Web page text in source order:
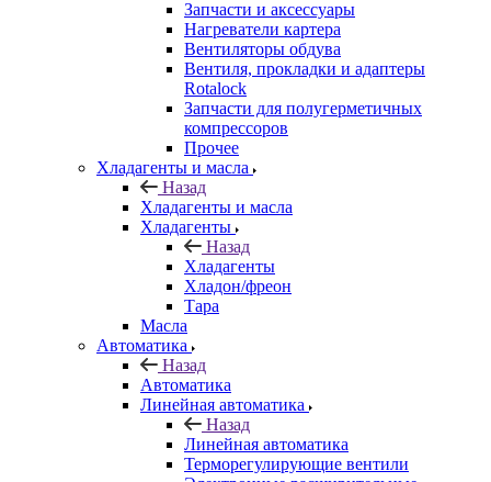
Запчасти и аксессуары
Нагреватели картера
Вентиляторы обдува
Вентиля, прокладки и адаптеры
Rotalock
Запчасти для полугерметичных
компрессоров
Прочее
Хладагенты и масла
Назад
Хладагенты и масла
Хладагенты
Назад
Хладагенты
Хладон/фреон
Тара
Масла
Автоматика
Назад
Автоматика
Линейная автоматика
Назад
Линейная автоматика
Терморегулирующие вентили